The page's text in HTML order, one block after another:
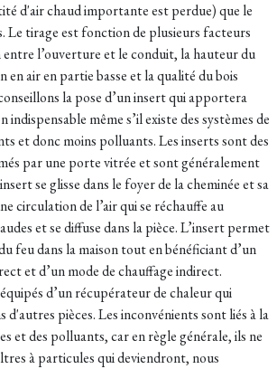
d'air chaud importante est perdue) que le
Le tirage est fonction de plusieurs facteurs
l’ouverture et le conduit, la hauteur du
air en partie basse et la qualité du bois
la pose d’un insert qui apportera
même s’il existe des systèmes de
et donc moins polluants. Les inserts sont des
par une porte vitrée et sont généralement
se glisse dans le foyer de la cheminée et sa
circulation de l’air qui se réchauffe au
et se diffuse dans la pièce. L’insert permet
feu dans la maison tout en bénéficiant d’un
et d’un mode de chauffage indirect.
d’un récupérateur de chaleur qui
d'autres pièces. Les inconvénients sont liés à la
et des polluants, car en règle générale, ils ne
à particules qui deviendront, nous